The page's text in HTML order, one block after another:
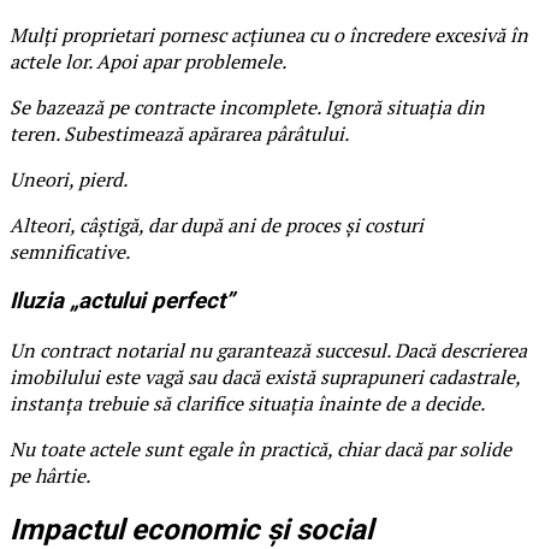
Mulți proprietari pornesc acțiunea cu o încredere excesivă în
actele lor. Apoi apar problemele.
Se bazează pe contracte incomplete. Ignoră situația din
teren. Subestimează apărarea pârâtului.
Uneori, pierd.
Alteori, câștigă, dar după ani de proces și costuri
semnificative.
Iluzia „actului perfect”
Un contract notarial nu garantează succesul. Dacă descrierea
imobilului este vagă sau dacă există suprapuneri cadastrale,
instanța trebuie să clarifice situația înainte de a decide.
Nu toate actele sunt egale în practică, chiar dacă par solide
pe hârtie.
Impactul economic și social